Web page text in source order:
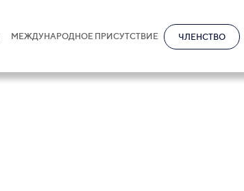
МЕЖДУНАРОДНОЕ ПРИСУТСТВИЕ ЧЛЕНСТВО